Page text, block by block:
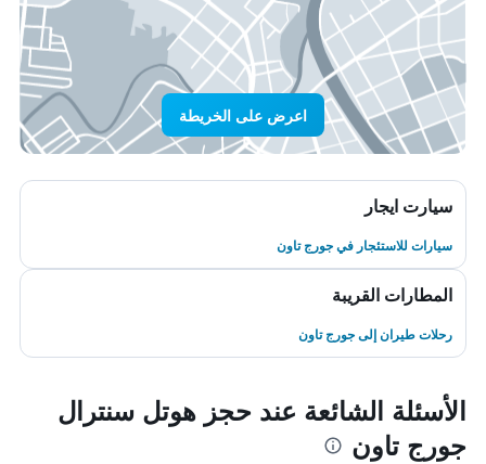
اعرض على الخريطة
سيارت ايجار
سيارات للاستئجار في جورج تاون
المطارات القريبة
رحلات طيران إلى جورج تاون
الأسئلة الشائعة عند حجز هوتل سنترال
جورج تاون